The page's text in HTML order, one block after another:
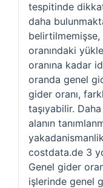
tespitinde
daha
belirtilmemişse,
oranındaki
oranına kadar
oranda genel
gider oranı,
taşıyabilir.
alanın
costdata.de 3
Genel gider
işlerinde genel